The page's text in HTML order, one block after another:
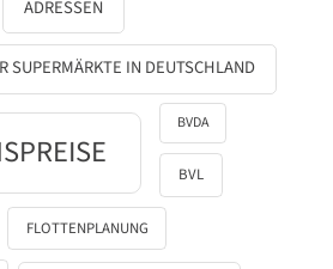
ADRESSEN
SUPERMÄRKTE IN DEUTSCHLAND
BVDA
BVL
FLOTTENPLANUNG